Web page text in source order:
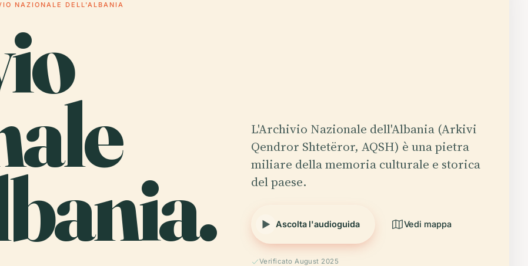
NAZIONALE DELL'ALBANIA
L'Archivio Nazionale dell'Albania (Arkivi
Qendror Shtetëror, AQSH) è una pietra
miliare della memoria culturale e storica
del paese.
Ascolta l'audioguida Vedi mappa
Verificato August 2025